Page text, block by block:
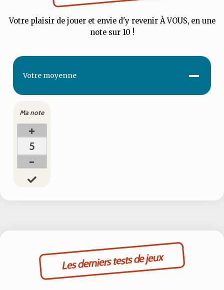
Votre plaisir de jouer et envie d'y revenir À VOUS, en une
note sur 10 !
Votre moyenne -
Ma note
+
5
-
Les derniers tests de jeux